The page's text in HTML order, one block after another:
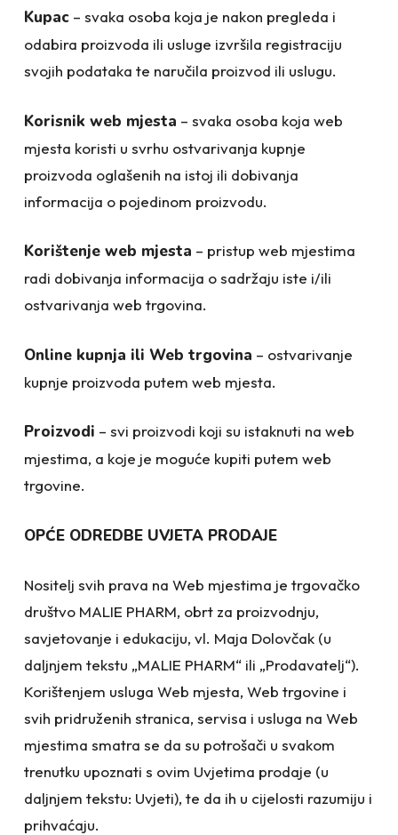
Kupac– svaka osoba koja je nakon pregleda i
odabira proizvoda ili usluge izvršila registraciju
svojih podataka te naručila proizvod ili uslugu.
Korisnik web mjesta – svaka osoba koja web
mjesta koristi u svrhu ostvarivanja kupnje
proizvoda oglašenih na istoj ili dobivanja
informacija o pojedinom proizvodu.
Korištenje web mjesta – pristup web mjestima
radi dobivanja informacija o sadržaju iste i/ili
ostvarivanja web trgovina.
Online kupnja ili Web trgovina – ostvarivanje
kupnje proizvoda putem web mjesta.
Proizvodi – svi proizvodi koji su istaknuti na web
mjestima, a koje je moguće kupiti putem web
trgovine.
OPĆE ODREDBE UVJETA PRODAJE
Nositelj svih prava na Web mjestima je trgovačko
društvo MALIE PHARM, obrt za proizvodnju,
savjetovanje i edukaciju, vl. Maja Dolovčak (u
daljnjem tekstu „MALIE PHARM“ ili „Prodavatelj“).
Korištenjem usluga Web mjesta, Web trgovine i
svih pridruženih stranica, servisa i usluga na Web
mjestima smatra se da su potrošači u svakom
trenutku upoznati s ovim Uvjetima prodaje (u
daljnjem tekstu: Uvjeti), te da ih u cijelosti razumiju i
prihvaćaju.